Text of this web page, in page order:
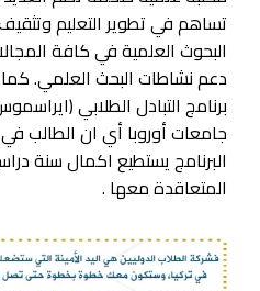
تساهم في تطوير التعليم
البحوث العلمية في كافة
دعم نشاطات البحث العلمي.
برنامج التبادل الطلابي
جامعات أوروبا أي ان الطالب
البرنامج يستطيع اكمال سنة
المتعاقدة معها .